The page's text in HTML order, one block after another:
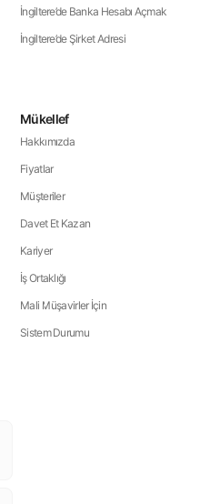
İngiltere’de Banka Hesabı Açmak
İngiltere’de Şirket Adresi
Mükellef
Hakkımızda
Fiyatlar
Müşteriler
Davet Et Kazan
Kariyer
İş Ortaklığı
Mali Müşavirler İçin
Sistem Durumu